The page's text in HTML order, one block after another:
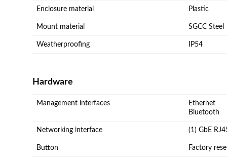
Enclosure material Plastic
Mount material SGCC Steel
Weatherproofing IP54
Hardware
Management interfaces
Ethernet
Bluetooth
Networking interface (1) GbE
Button Factory